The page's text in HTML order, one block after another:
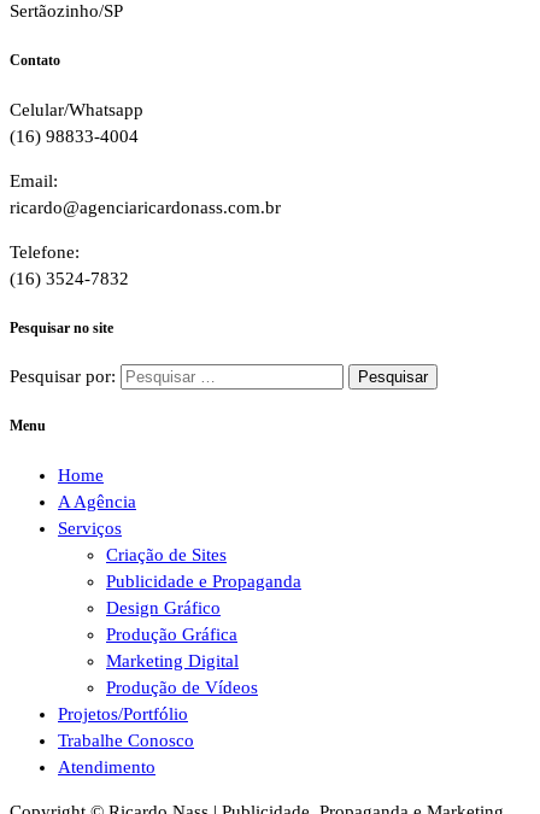
Sertãozinho/SP
Contato
Celular/Whatsapp
(16) 98833-4004
Email:
ricardo@agenciaricardonass.com.br
Telefone:
(16) 3524-7832
Pesquisar no site
Pesquisar por:
Menu
Home
A Agência
Serviços
Criação de Sites
Publicidade e Propaganda
Design Gráfico
Produção Gráfica
Marketing Digital
Produção de Vídeos
Projetos/Portfólio
Trabalhe Conosco
Atendimento